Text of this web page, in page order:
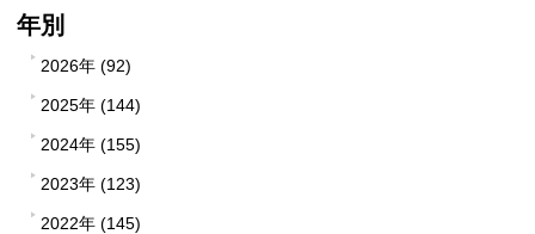
年別
2026年 (92)
2025年 (144)
2024年 (155)
2023年 (123)
2022年 (145)